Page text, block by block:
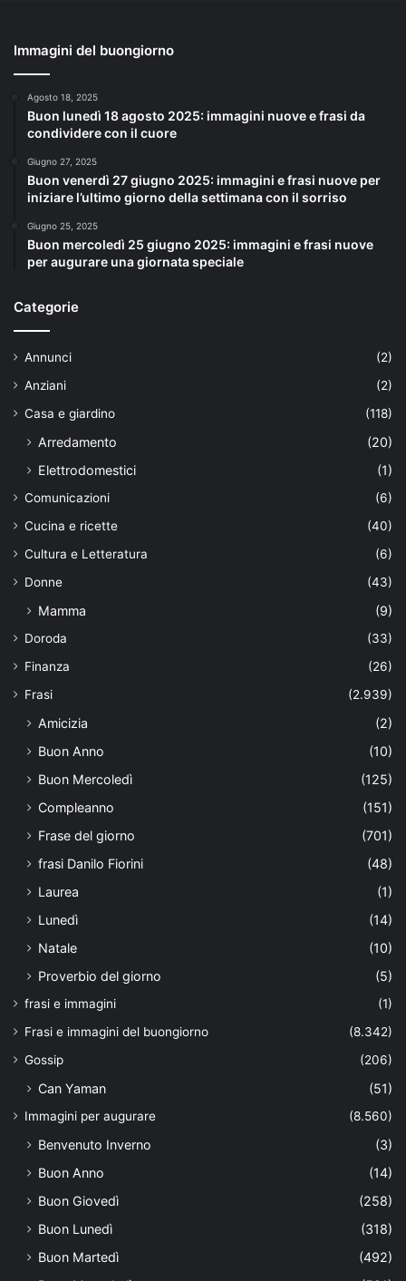
Immagini del buongiorno
Agosto 18, 2025
Buon lunedì 18 agosto 2025: immagini nuove e frasi da
condividere con il cuore
Giugno 27, 2025
Buon venerdì 27 giugno 2025: immagini e frasi nuove per
iniziare l’ultimo giorno della settimana con il sorriso
Giugno 25, 2025
Buon mercoledì 25 giugno 2025: immagini e frasi nuove
per augurare una giornata speciale
Categorie
Annunci
(2)
Anziani
(2)
Casa e giardino
(118)
Arredamento
(20)
Elettrodomestici
(1)
Comunicazioni
(6)
Cucina e ricette
(40)
Cultura e Letteratura
(6)
Donne
(43)
Mamma (9)
Doroda
(33)
Finanza
(26)
Frasi
(2.939)
Amicizia
(2)
Buon Anno
(10)
Buon Mercoledì
(125)
Compleanno
(151)
Frase del giorno
(701)
frasi Danilo Fiorini
(48)
Laurea
(1)
Lunedì
(14)
Natale
(10)
Proverbio del giorno
(5)
frasi e immagini
(1)
Frasi e immagini del buongiorno
(8.342)
Gossip
(206)
Can Yaman (51)
Immagini per augurare (8.560)
Benvenuto Inverno
(3)
Buon Anno
(14)
Buon Giovedì
(258)
Buon Lunedì
(318)
Buon Martedì
(492)